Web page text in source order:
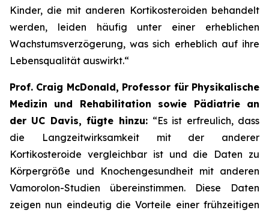
Kinder, die mit anderen Kortikosteroiden behandelt
werden, leiden häufig unter einer erheblichen
Wachstumsverzögerung, was sich erheblich auf ihre
Lebensqualität auswirkt.“
Prof. Craig McDonald, Professor für Physikalische
Medizin und Rehabilitation sowie Pädiatrie an
der UC Davis, fügte hinzu: “Es ist erfreulich, dass
die Langzeitwirksamkeit mit der anderer
Kortikosteroide vergleichbar ist und die Daten zu
Körpergröße und Knochengesundheit mit anderen
Vamorolon-Studien übereinstimmen. Diese Daten
zeigen nun eindeutig die Vorteile einer frühzeitigen